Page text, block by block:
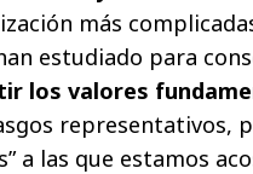
más
estudiado para
los valores
representativos,
a las que estamos